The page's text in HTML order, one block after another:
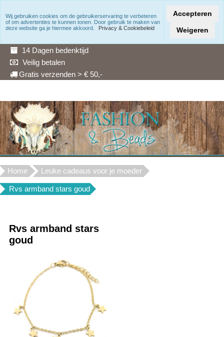
Snelle levering
14 Dagen bedenktijd
Veilig betalen
Gratis verzenden > € 50,-
Home Leuke cadeaus voor je moeder
Rvs armband stars goud
Rvs armband stars
goud
Wij gebruiken cookies om de gebruikerservaring te verbeteren
of om advertenties te kunnen tonen. Door gebruik te maken van
deze website ga je hiermee akkoord.
Privacy & Cookiebeleid
Accepteren
Weigeren